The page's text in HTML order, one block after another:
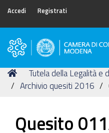
Accedi Registrati
Camera
Commercio
di
Tu
sei
Home
Tutela della Legalità e
Archivio quesiti 2016
Quesito